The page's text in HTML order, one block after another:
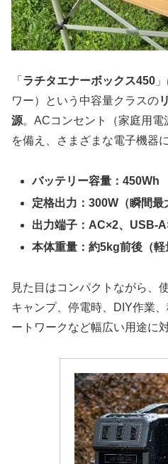
「 ラチタエナーボックス450
ワー）という中容量クラスの
源。ACコンセント（家庭用
を備え、さまざまな電子機器
バッテリー容量：450Wh
定格出力：300W（瞬間最
出力端子：AC×2、USB-
本体重量：約5kg前後（軽
見た目はコンパクトながら、
キャンプ、停電時、DIY作業
ートワークなど幅広い用途に